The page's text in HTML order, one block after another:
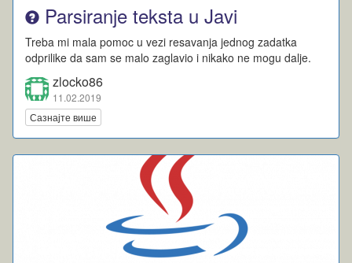
Parsiranje teksta u Javi
Treba mi mala pomoc u vezi resavanja jednog zadatka
odprilike da sam se malo zaglavio i nikako ne mogu dalje.
zlocko86
11.02.2019
Сазнајте више